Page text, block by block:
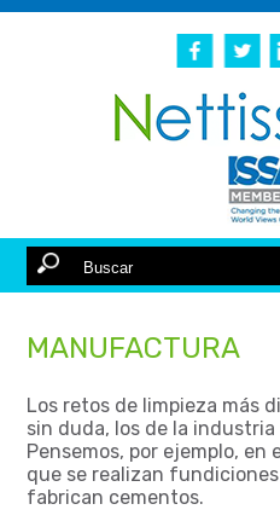
MANUFACTURA
Los retos de limpieza más
sin duda, los de la
Pensemos, por ejemplo, en
que se realizan
fabrican cementos.